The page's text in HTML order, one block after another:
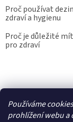
Používáme
prohlížení webu a
Proč používat
zdraví a hygienu
Proč je důležité
pro zdraví